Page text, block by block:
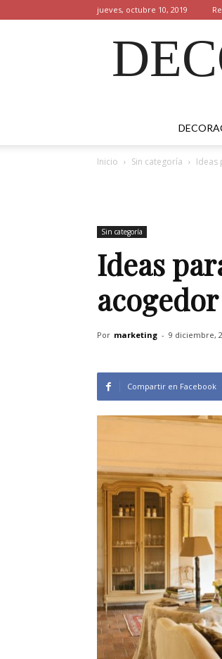
jueves, octubre 10, 2019
Inicio Sin categoría Ideas
Sin categoría
Ideas
acogedor
Por marketing - 9 diciembre,
Compartir en Facebook